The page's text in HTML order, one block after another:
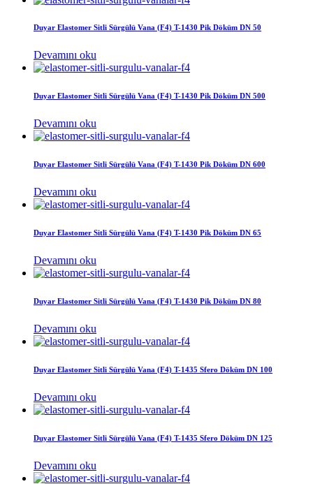
Duyar Elastomer Sitli Sürgülü Vana (F4) T-1430 Pik Döküm DN 50
Devamını oku
Duyar Elastomer Sitli Sürgülü Vana (F4) T-1430 Pik Döküm DN 500
Devamını oku
Duyar Elastomer Sitli Sürgülü Vana (F4) T-1430 Pik Döküm DN 600
Devamını oku
Duyar Elastomer Sitli Sürgülü Vana (F4) T-1430 Pik Döküm DN 65
Devamını oku
Duyar Elastomer Sitli Sürgülü Vana (F4) T-1430 Pik Döküm DN 80
Devamını oku
Duyar Elastomer Sitli Sürgülü Vana (F4) T-1435 Sfero Döküm DN 100
Devamını oku
Duyar Elastomer Sitli Sürgülü Vana (F4) T-1435 Sfero Döküm DN 125
Devamını oku